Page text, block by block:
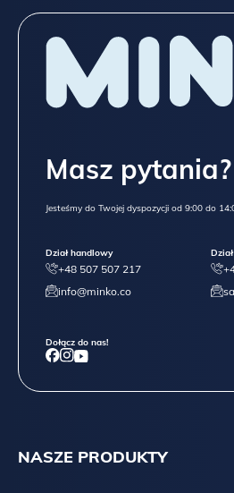
NASZE PRODUKTY
Masz pytania?
Jesteśmy do Twojej dyspozycji od 9:00 do
Dział handlowy
+48 507 507 217
info@minko.co
Dołącz do nas!